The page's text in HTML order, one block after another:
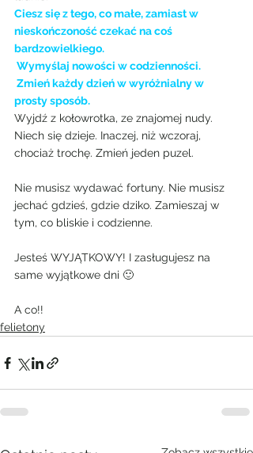
Ciesz się z tego, co małe, zamiast w
nieskończoność czekać na coś
bardzowielkiego.
Wymyślaj nowości w codzienności.
prosty sposób.
Wyjdź z kołowrotka, ze znajomej nudy.
Niech się dzieje. Inaczej, niż wczoraj,
chociaż trochę. Zmień jeden puzel.
Nie musisz wydawać fortuny. Nie musisz
jechać gdzieś, gdzie dziko. Zamieszaj w
tym, co bliskie i codzienne.
Jesteś WYJĄTKOWY! I zasługujesz na
same wyjątkowe dni 🙂
A co!!
felietony